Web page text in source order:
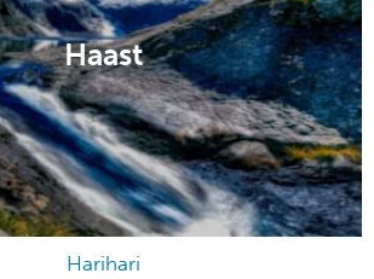
Haast
Harihari